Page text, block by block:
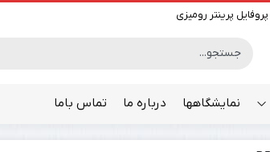
پروفایل پرینتر رومیزی
نمایشگاهها درباره ما تماس باما